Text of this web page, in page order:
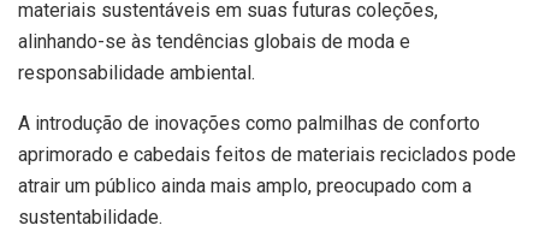
materiais sustentáveis em suas futuras coleções,
alinhando-se às tendências globais de moda e
responsabilidade ambiental.
A introdução de inovações como palmilhas de conforto
aprimorado e cabedais feitos de materiais reciclados pode
atrair um público ainda mais amplo, preocupado com a
sustentabilidade.